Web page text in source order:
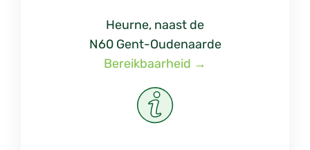
Heurne, naast de
N60 Gent-Oudenaarde
Bereikbaarheid →